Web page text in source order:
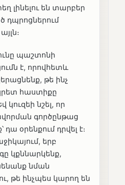
լինելու են տարբեր
դպրոցներում
պաշտոնի
է, որովհետև
թե ինչ
հաստիքը
կուզեի նշել, որ
գործընթաց
օրենքում դրվել է։
երբ
կքննարկենք,
նման
թե ինչպես կարող են